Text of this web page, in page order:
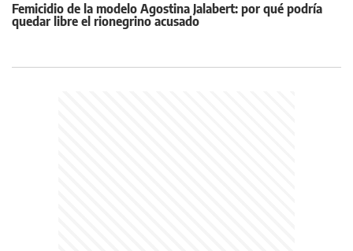
Femicidio de la modelo Agostina Jalabert: por qué podría
quedar libre el rionegrino acusado